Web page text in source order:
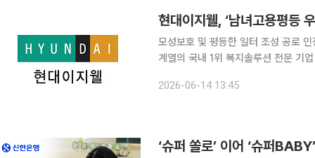
현대이지웰, ‘남녀고용평등
모성보호 및 평등한 일터 조성 공로 인정임
계열의 국내 1위 복지솔루션 전문 기
포상’에서 우수기업으로 선정됐다고
2026-06-14 13:45
‘슈퍼 쏠로’ 이어 ‘슈퍼